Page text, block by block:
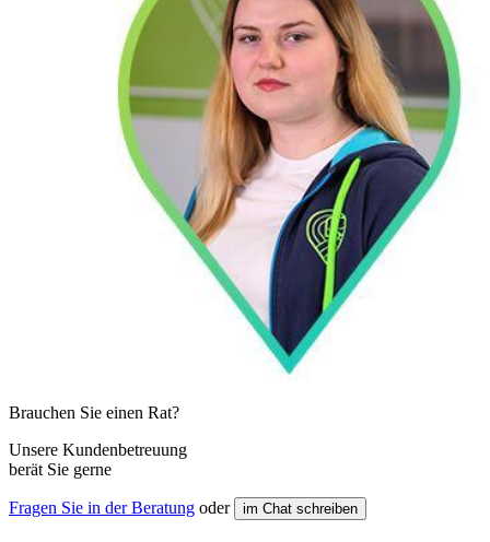
Brauchen Sie einen Rat?
Unsere Kundenbetreuung
berät Sie gerne
Fragen Sie in der Beratung oder im Chat schreiben